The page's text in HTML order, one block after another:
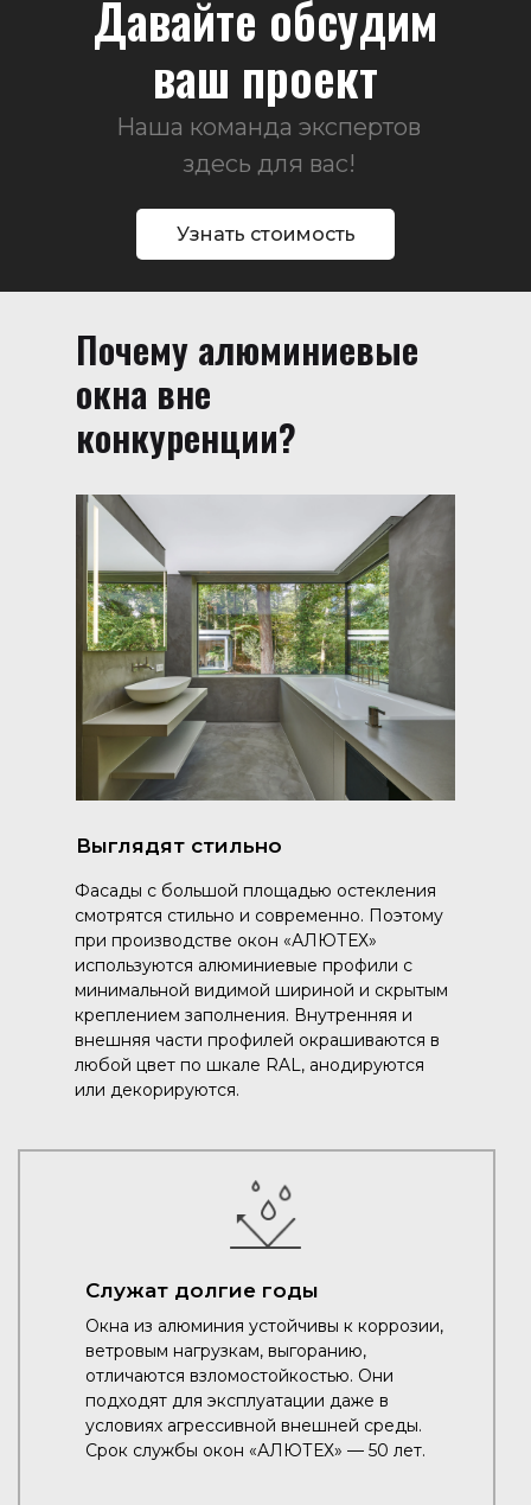
Давайте обсудим
ваш проект
Наша команда экспертов
здесь для вас!
Узнать стоимость
Почему алюминиевые
окна вне
конкуренции?
Служат долгие годы
Выглядят стильно
Окна из алюминия устойчивы к коррозии,
ветровым нагрузкам, выгоранию,
отличаются взломостойкостью. Они
подходят для эксплуатации даже в
условиях агрессивной внешней среды.
Срок службы окон «АЛЮТЕХ» — 50 лет.
Фасады с большой площадью остекления
смотрятся стильно и современно. Поэтому
при производстве окон «АЛЮТЕХ»
используются алюминиевые профили с
минимальной видимой шириной и скрытым
креплением заполнения. Внутренняя и
внешняя части профилей окрашиваются в
любой цвет по шкале RAL, анодируются
или декорируются.